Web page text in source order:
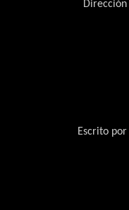
Dirección
Escrito por